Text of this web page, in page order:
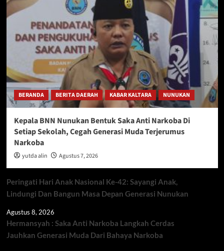
BERANDA BERITA DAERAH KABAR KALTARA NUNUKAN
Kepala BNN Nunukan Bentuk Saka Anti Narkoba Di
Setiap Sekolah, Cegah Generasi Muda Terjerumus
Narkoba
yutda alin Agustus 7, 2026
Peringati Hari Anak Nasional Ke-42: Sayangi Anak,
Lindungi Dan Bangun Masa Depan Generasi Nunukan
Agustus 8, 2026
Hermansyah : Saka Anti Narkoba Langkah Cerdas
Jauhkan Generasi Muda Dari Bahaya Narkoba